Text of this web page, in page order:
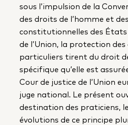
sous l’impulsion de la
des droits de l’homme et
constitutionnelles des États
de l’Union, la protection
particuliers tirent du droit
spécifique qu’elle est
Cour de justice de l’Union
juge national. Le présent
destination des praticiens,
évolutions de ce principe